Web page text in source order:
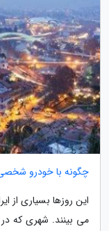
چگونه با خودرو
این روزها بسیاری از
می بینند. شهری که